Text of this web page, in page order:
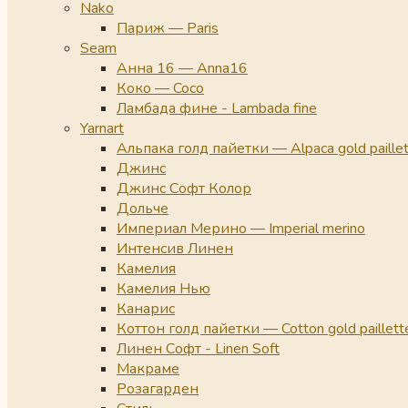
Nako
Париж — Paris
Seam
Анна 16 — Anna16
Коко — Coco
Ламбада фине - Lambada fine
Yarnart
Альпака голд пайетки — Alpaca gold
Джинс
Джинс Софт Колор
Дольче
Империал Мерино — Imperial merino
Интенсив Линен
Камелия
Камелия Нью
Канарис
Коттон голд пайетки — Cotton gold
Линен Софт - Linen Soft
Макраме
Розагарден